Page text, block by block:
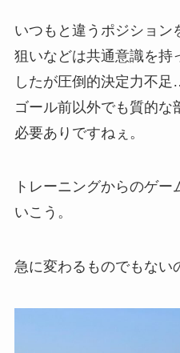
いつもと違うポジション
狙いなどは共通意識を持
したが圧倒的決定力不
ゴール前以外でも質的な
必要ありですねぇ。
トレーニングからのゲ
いこう。
急に変わるものでもない